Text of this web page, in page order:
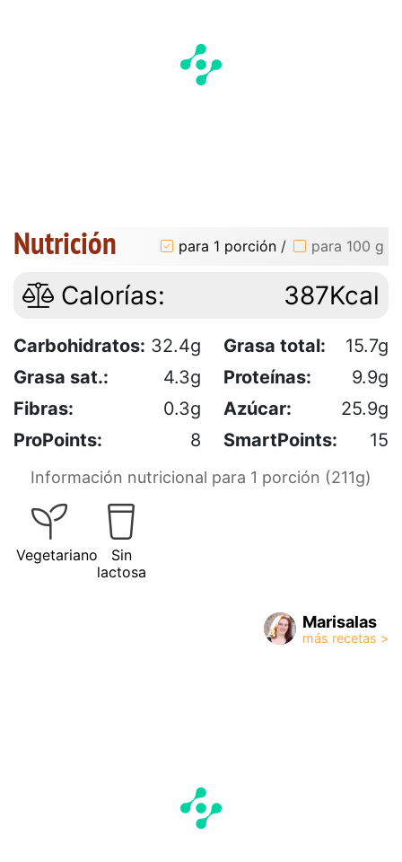
Nutrición para 1 porción / para 100 g
Calorías: 387Kcal
Carbohidratos: 32.4g Grasa total:
15.7g
Grasa sat.:
4.3g Proteínas:
9.9g
Fibras:
0.3g Azúcar:
25.9g
ProPoints:
8 SmartPoints: 15
Información nutricional para 1 porción (211g)
Vegetariano
Sin
lactosa
Marisalas